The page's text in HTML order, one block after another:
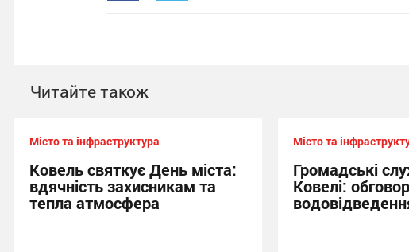
Читайте також
Місто та інфраструктура
Ковель святкує День міста:
вдячність захисникам та
тепла атмосфера
Місто та
Громадські
Ковелі: